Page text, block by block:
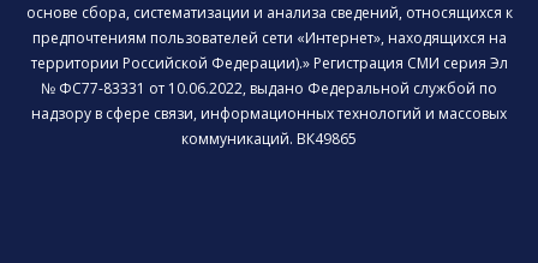
основе сбора, систематизации и анализа сведений, относящихся к
предпочтениям пользователей сети «Интернет», находящихся на
территории Российской Федерации).» Регистрация СМИ серия Эл
№ ФС77-83331 от 10.06.2022, выдано Федеральной службой по
надзору в сфере связи, информационных технологий и массовых
коммуникаций. ВК49865